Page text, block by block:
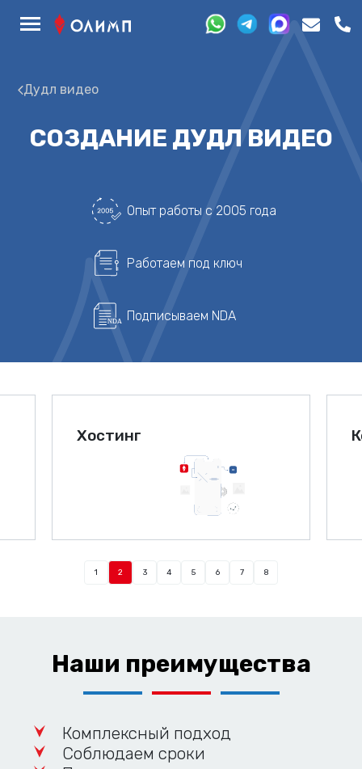
Дудл видео
СОЗДАНИЕ ДУДЛ ВИДЕО
Опыт работы с 2005 года
Работаем под ключ
Подписываем NDA
Хостинг
1 2 3 4 5 6 7 8
Наши преимущества
Комплексный подход
Соблюдаем сроки